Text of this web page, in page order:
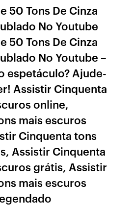
50 Tons De Cinza
No Youtube
50 Tons De Cinza
No Youtube –
espetáculo? Ajude-
Assistir Cinquenta
online,
mais escuros
Cinquenta tons
Assistir Cinquenta
grátis, Assistir
mais escuros